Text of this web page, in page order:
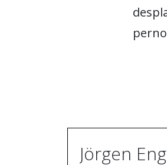
Jörgen